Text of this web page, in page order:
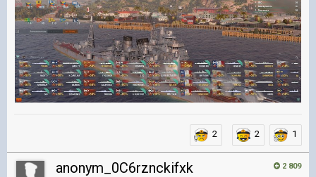
2 2 1
2 809
anonym_0C6rznckifxk